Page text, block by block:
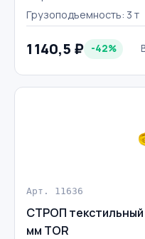
Грузоподъемность: 3 т
1 140,5 ₽ -42%
Арт. 11636
СТРОП
мм TOR